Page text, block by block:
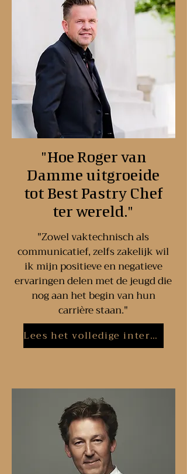
"Hoe Roger van
Damme uitgroeide
tot Best Pastry Chef
ter wereld."
"Zowel vaktechnisch als
communicatief, zelfs zakelijk wil
ik mijn positieve en negatieve
ervaringen delen met de jeugd die
nog aan het begin van hun
carrière staan."
Lees het volledige interview